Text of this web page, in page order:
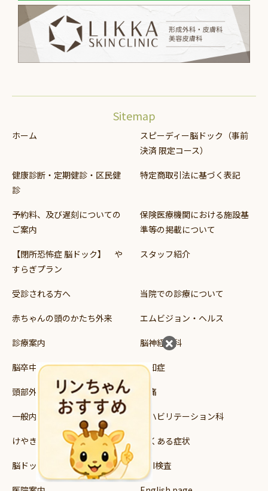
Sitemap
ホーム
スピーディー脳ドック（事前
決済 限定コース）
健康診断・定期健診・区民健
診
特定商取引法に基づく表記
予約料、及び遅刻についての
ご案内
保険医療機関における施設基
準等の掲載について
【閉所恐怖症 脳ドック】 や
すらぎプラン
スタッフ紹介
受診される方へ 当院での診療について
赤ちゃんの頭のかたち外来 エムビジョン・ヘルス
診療案内 脳神経外科
脳卒中 認知症
頭部外傷 頭痛
一般内科 リハビリテーション科
けやき読み書き支援教室 よくある症状
脳ドック・健診 MRI検査